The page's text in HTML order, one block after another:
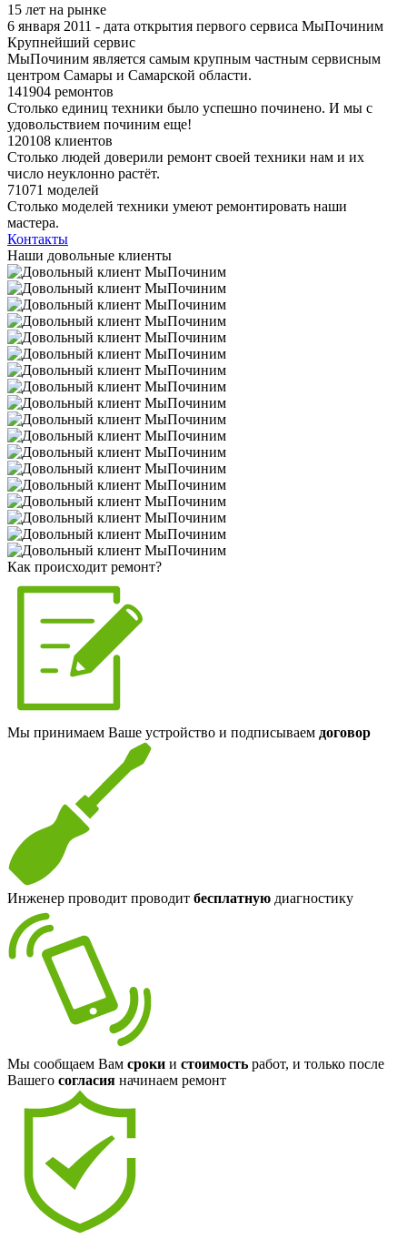
15 лет на рынке
6 января 2011 - дата открытия первого сервиса МыПочиним
Крупнейший сервис
МыПочиним является самым крупным частным сервисным
центром Самары и Самарской области.
141904 ремонтов
Столько единиц техники было успешно починено. И мы с
удовольствием починим еще!
120108 клиентов
Столько людей доверили ремонт своей техники нам и их
число неуклонно растёт.
71071 моделей
Столько моделей техники умеют ремонтировать наши
мастера.
Контакты
Наши довольные клиенты
Как происходит ремонт?
Мы принимаем Ваше устройство и подписываем договор
Инженер проводит проводит бесплатную диагностику
Мы сообщаем Вам сроки и стоимость работ, и только после
Вашего согласия начинаем ремонт